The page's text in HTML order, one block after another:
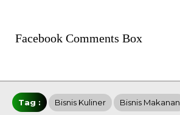
Facebook Comments Box
Tag : Bisnis Kuliner Bisnis Makanan